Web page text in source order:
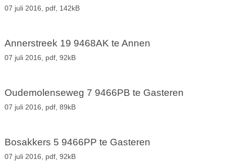
07 juli 2016, pdf, 142kB
Annerstreek 19 9468AK te Annen
07 juli 2016, pdf, 92kB
Oudemolenseweg 7 9466PB te Gasteren
07 juli 2016, pdf, 89kB
Bosakkers 5 9466PP te Gasteren
07 juli 2016, pdf, 92kB